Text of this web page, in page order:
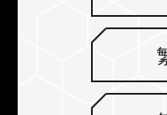
Original-